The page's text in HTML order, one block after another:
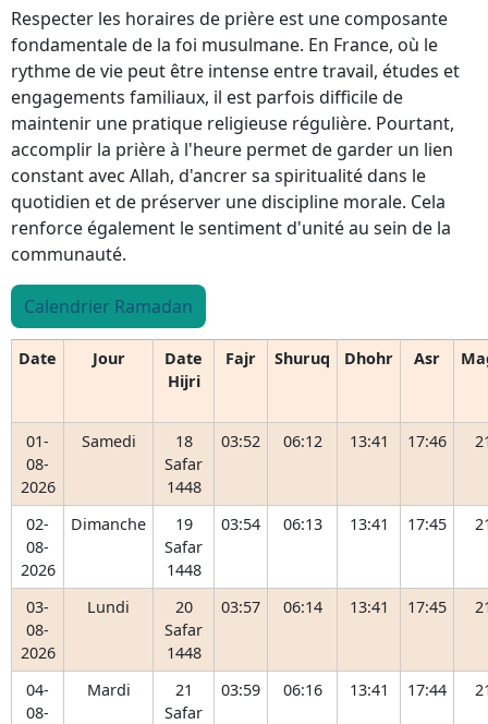
Respecter les horaires de prière est une composante
fondamentale de la foi musulmane. En France, où le
rythme de vie peut être intense entre travail, études et
engagements familiaux, il est parfois difficile de
maintenir une pratique religieuse régulière. Pourtant,
accomplir la prière à l'heure permet de garder un lien
constant avec Allah, d'ancrer sa spiritualité dans le
quotidien et de préserver une discipline morale. Cela
renforce également le sentiment d'unité au sein de la
communauté.
Calendrier Ramadan
Date Jour
Date
Hijri
Fajr Shuruq Dhohr Asr
01-
08-
2026
Samedi
18
Safar
1448
03:52 06:12 13:41 17:46
02-
08-
2026
Dimanche
19
Safar
1448
03:54 06:13 13:41 17:45
03-
08-
2026
Lundi
20
Safar
1448
03:57 06:14 13:41 17:45
04-
08-
Mardi
21
Safar
03:59 06:16 13:41 17:44